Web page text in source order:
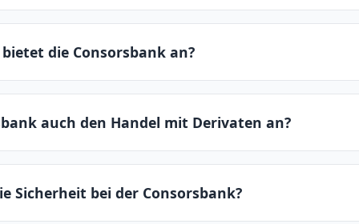
des Ordervolumens, mindestens jedoch 9,95€ und
mit Partnern, bei denen der Handel günstiger sein kann.
die Consorsbank an?
560 von Aktionspartnern komplett kostenlos besparbar.
1,5% der Sparrate an.
auch den Handel mit Derivaten an?
der Handel an der EUREX für Optionen und Futures
Sicherheit bei der Consorsbank?